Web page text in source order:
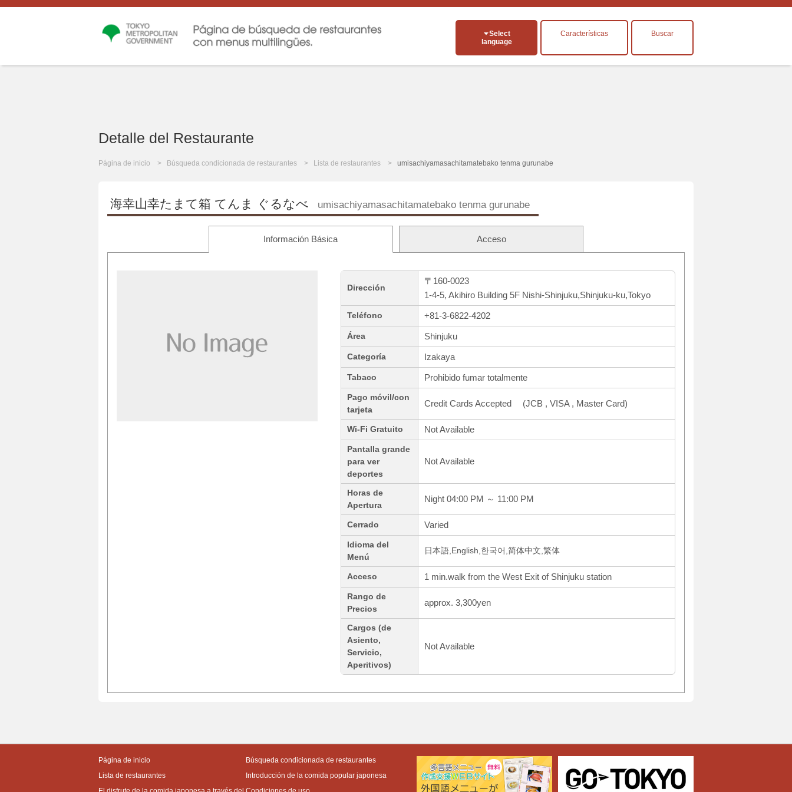
Select
language
Características Buscar
Detalle del Restaurante
Página de inicio Búsqueda condicionada de restaurantes Lista de restaurantes umisachiyamasachitamatebako tenma gurunabe
海幸山幸たまて箱 てんま ぐるなべ umisachiyamasachitamatebako tenma gurunabe
Información Básica Acceso
Dirección
〒160-0023
1-4-5, Akihiro Building 5F Nishi-Shinjuku,Shinjuku-ku,Tokyo
Teléfono +81-3-6822-4202
Área Shinjuku
Categoría Izakaya
Tabaco Prohibido fumar totalmente
Pago móvil/con
tarjeta
Credit Cards Accepted (JCB , VISA , Master Card)
Wi-Fi Gratuito Not Available
Pantalla grande
para ver
deportes
Not Available
Horas de
Apertura
Night 04:00 PM ～ 11:00 PM
Cerrado Varied
Idioma del
Menú
日本語,English,한국어,简体中文,繁体
Acceso 1 min.walk from the West Exit of Shinjuku station
Rango de
Precios
approx. 3,300yen
Cargos (de
Asiento,
Servicio,
Aperitivos)
Not Available
Página de inicio
Búsqueda condicionada de restaurantes
Lista de restaurantes
Introducción de la comida popular japonesa